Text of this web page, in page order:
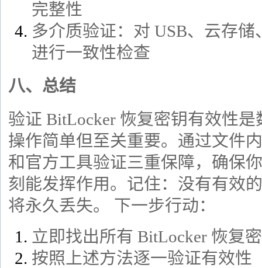
完整性
多介质验证：对 USB、云存
进行一致性检查
八、总结
验证 BitLocker 恢复密钥有效性
操作简单但至关重要。通过文件
和官方工具验证三重保障，确保
刻能发挥作用。记住：没有有效
将永久丢失。
下一步行动：
立即找出所有 BitLocker 恢复
按照上述方法逐一验证有效性